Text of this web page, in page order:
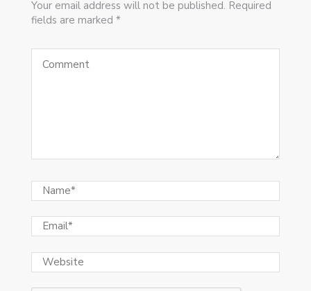
Your email address will not be published. Required
fields are marked *